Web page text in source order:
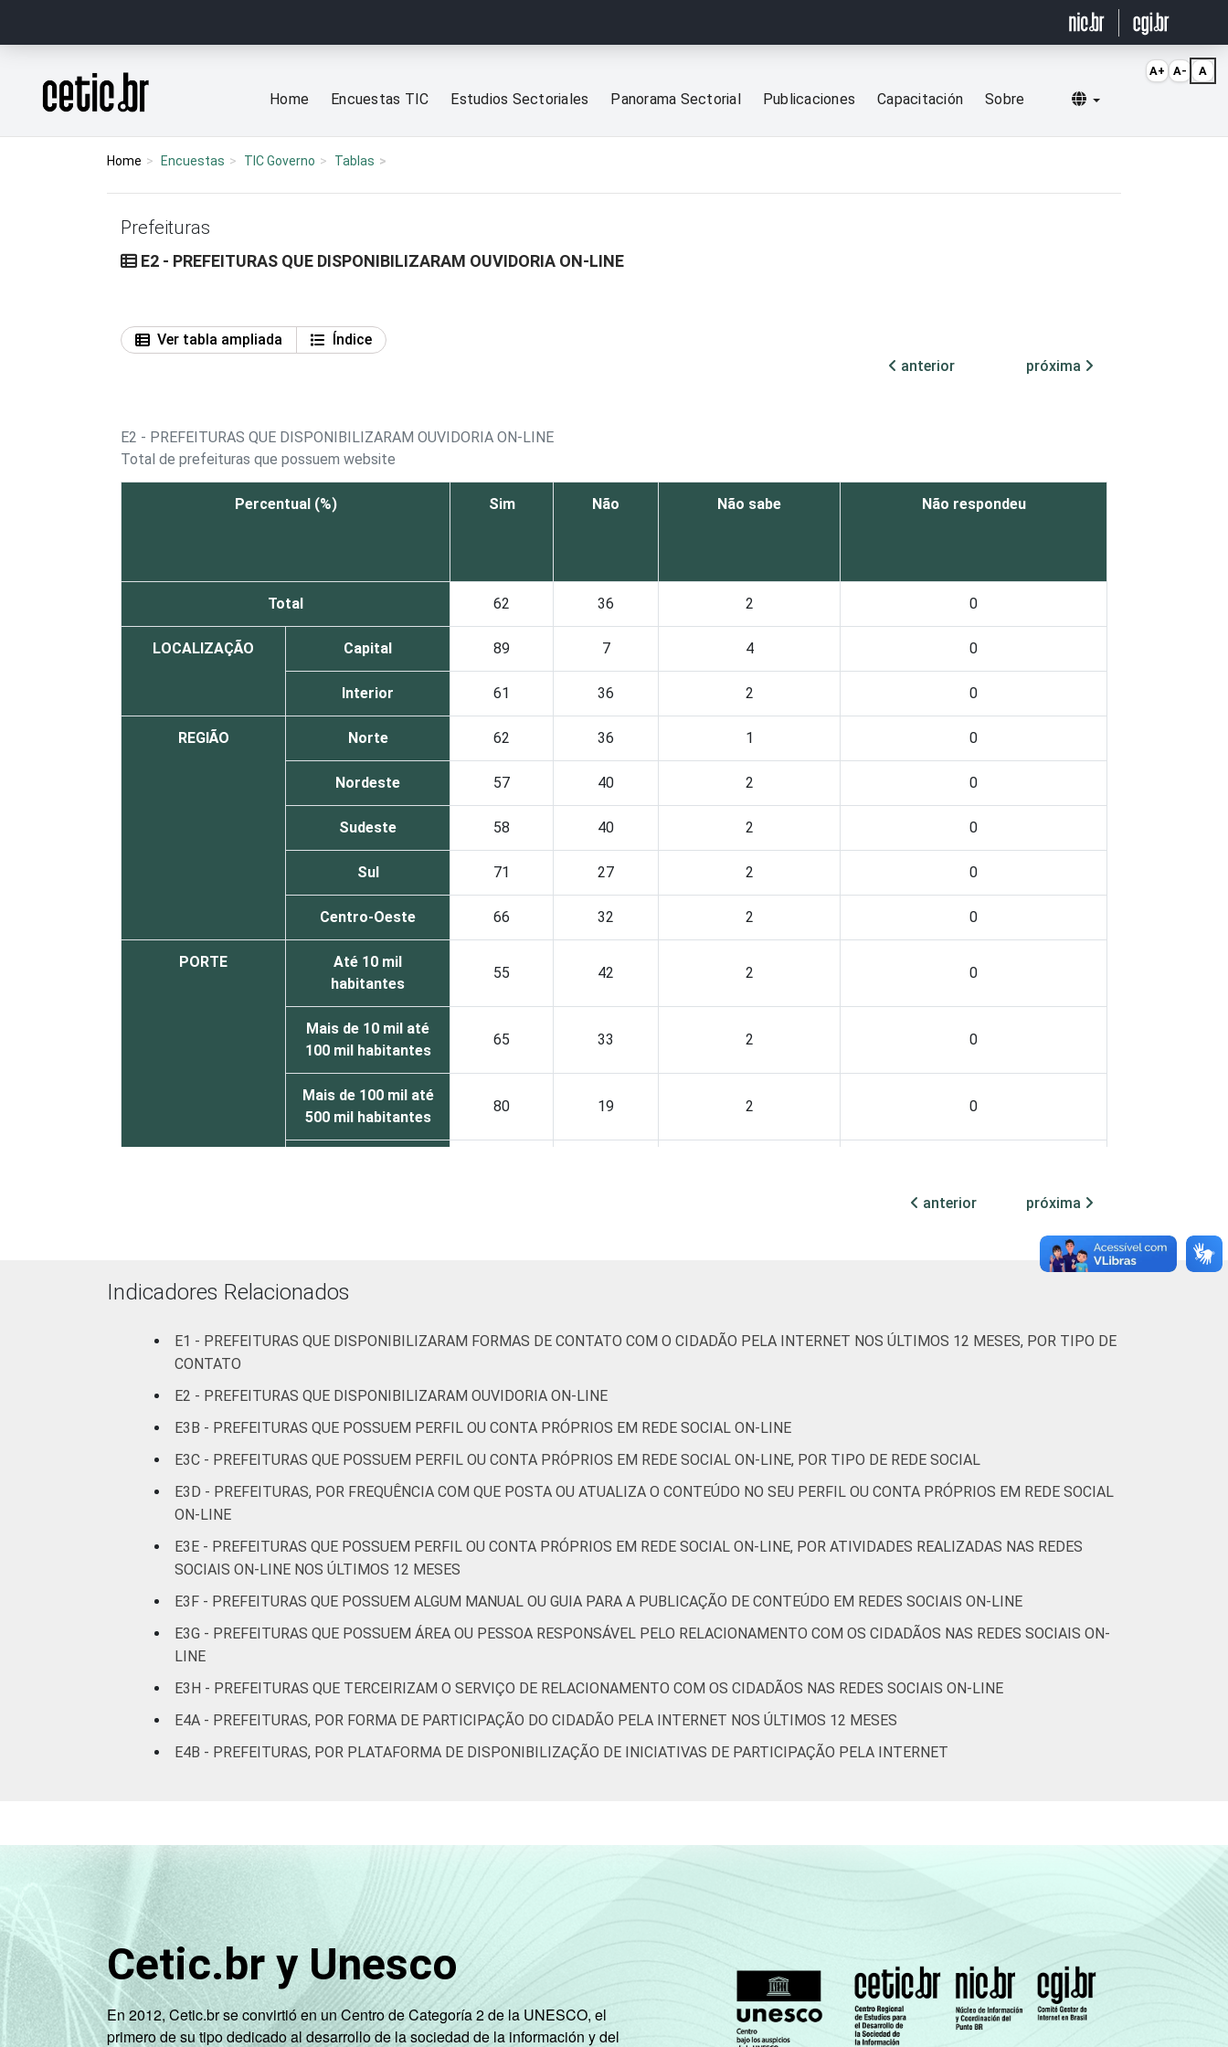
Página inicial
Home Encuestas TIC Estudios Sectoriales Panorama Sectorial Publicaciones Capacitación Sobre Selecionar idioma
Home Encuestas TIC Governo Tablas
Prefeituras
E2 - PREFEITURAS QUE DISPONIBILIZARAM OUVIDORIA ON-LINE
Ver tabla ampliada
Índice
anterior
próxima
E2 - PREFEITURAS QUE DISPONIBILIZARAM OUVIDORIA ON-LINE
Total de prefeituras que possuem website
Percentual (%) Sim Não Não sabe Não respondeu
Total 62 36 2 0
LOCALIZAÇÃO Capital 89 7 4 0
Interior 61 36 2 0
REGIÃO Norte 62 36 1 0
Nordeste 57 40 2 0
Sudeste 58 40 2 0
Sul 71 27 2 0
Centro-Oeste 66 32 2 0
PORTE
Até 10 mil
habitantes
55 42 2 0
Mais de 10 mil até
100 mil habitantes
65 33 2 0
Mais de 100 mil até
500 mil habitantes
80 19 2 0
Fonte: CGI.br/NIC.br, Centro Regional de Estudos para o Desenvolvimento da Sociedade da Informação (Cetic.br), Pesquisa sobre o uso das
anterior próxima
Indicadores Relacionados
E1 - PREFEITURAS QUE DISPONIBILIZARAM FORMAS DE CONTATO COM O CIDADÃO PELA INTERNET NOS ÚLTIMOS 12 MESES, POR TIPO DE
CONTATO
E2 - PREFEITURAS QUE DISPONIBILIZARAM OUVIDORIA ON-LINE
E3B - PREFEITURAS QUE POSSUEM PERFIL OU CONTA PRÓPRIOS EM REDE SOCIAL ON-LINE
E3C - PREFEITURAS QUE POSSUEM PERFIL OU CONTA PRÓPRIOS EM REDE SOCIAL ON-LINE, POR TIPO DE REDE SOCIAL
E3D - PREFEITURAS, POR FREQUÊNCIA COM QUE POSTA OU ATUALIZA O CONTEÚDO NO SEU PERFIL OU CONTA PRÓPRIOS EM REDE SOCIAL
ON-LINE
E3E - PREFEITURAS QUE POSSUEM PERFIL OU CONTA PRÓPRIOS EM REDE SOCIAL ON-LINE, POR ATIVIDADES REALIZADAS NAS REDES
SOCIAIS ON-LINE NOS ÚLTIMOS 12 MESES
E3F - PREFEITURAS QUE POSSUEM ALGUM MANUAL OU GUIA PARA A PUBLICAÇÃO DE CONTEÚDO EM REDES SOCIAIS ON-LINE
E3G - PREFEITURAS QUE POSSUEM ÁREA OU PESSOA RESPONSÁVEL PELO RELACIONAMENTO COM OS CIDADÃOS NAS REDES SOCIAIS ON-
LINE
E3H - PREFEITURAS QUE TERCEIRIZAM O SERVIÇO DE RELACIONAMENTO COM OS CIDADÃOS NAS REDES SOCIAIS ON-LINE
E4A - PREFEITURAS, POR FORMA DE PARTICIPAÇÃO DO CIDADÃO PELA INTERNET NOS ÚLTIMOS 12 MESES
E4B - PREFEITURAS, POR PLATAFORMA DE DISPONIBILIZAÇÃO DE INICIATIVAS DE PARTICIPAÇÃO PELA INTERNET
Cetic.br y Unesco
En 2012, Cetic.br se convirtió en un Centro de Categoría 2 de la UNESCO, el
primero de su tipo dedicado al desarrollo de la sociedad de la información y del
A+ A- A